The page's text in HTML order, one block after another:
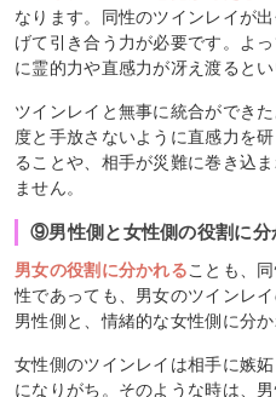
なります。同性のツインレイが
げて引き合う力が必要です。よ
に霊的力や直感力が冴え渡るとい
ツインレイと無事に統合ができ
度と手放さないように直感力を
ることや、相手が災難に巻き込
ません。
⑨男性側と女性側の役割に分
男女の役割に分かれることも、
性であっても、男女のツインレ
男性側と、情緒的な女性側に分か
女性側のツインレイは相手に嫉
になりがち。そのような時は、